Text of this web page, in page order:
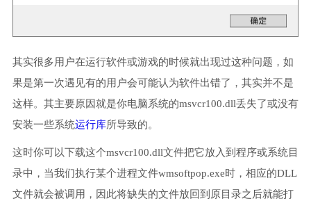
其实很多用户在运行软件或游戏的时候就出现过这种问题，如
果是第一次遇见有的用户会可能认为软件出错了，其实并不是
这样。其主要原因就是你电脑系统的msvcr100.dll丢失了或没有
安装一些系统运行库所导致的。
这时你可以下载这个msvcr100.dll文件把它放入到程序或系统目
录中，当我们执行某个进程文件wmsoftpop.exe时，相应的DLL
文件就会被调用，因此将缺失的文件放回到原目录之后就能打